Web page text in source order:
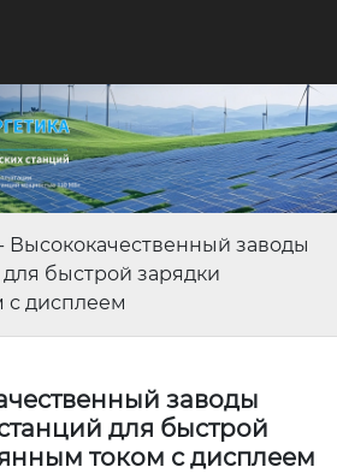
- Высококачественный заводы
быстрой зарядки
с дисплеем
заводы
для быстрой
током с дисплеем